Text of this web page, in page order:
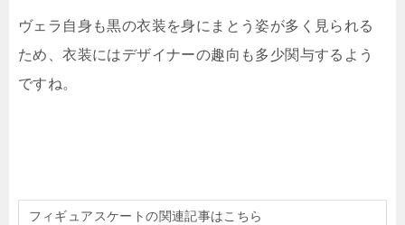
ヴェラ自身も黒の衣装を身にまとう姿が多く見られる
ため、衣装にはデザイナーの趣向も多少関与するよう
ですね。
フィギュアスケートの関連記事はこちら